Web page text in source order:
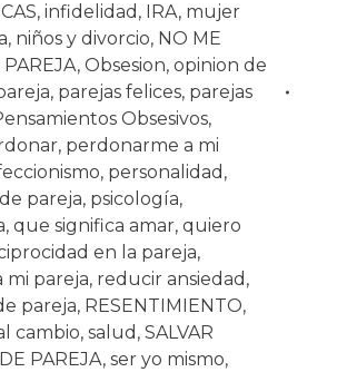
, infidelidad , IRA, mujer
, niños y divorcio, NO ME
, Obsesion, opinion de
, parejas felices, parejas
Obsesivos,
, perdonarme a mi
, personalidad ,
pareja, psicología,
, que significa amar, quiero
en la pareja,
mi pareja, reducir ansiedad ,
pareja, RESENTIMIENTO,
cambio, salud , SALVAR
PAREJA, ser yo mismo,